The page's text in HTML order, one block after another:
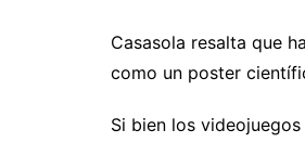
Casasola resalta que
como un poster
Si bien los